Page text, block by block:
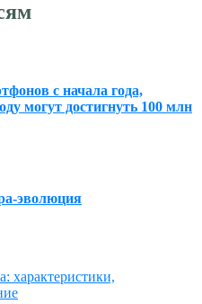
с начала года,
могут достигнуть 100 млн
эволюция
характеристики,